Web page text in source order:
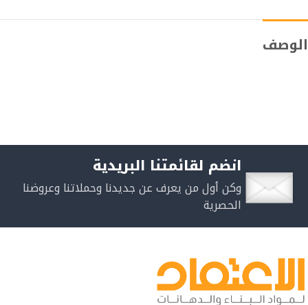
الوصف
انضم لقائمتنا البريدية
وكن أول من يعرف عن جديدنا وحملاتنا وعروضنا
الحصرية